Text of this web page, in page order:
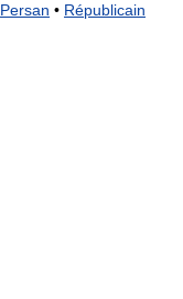
Persan • Républicain